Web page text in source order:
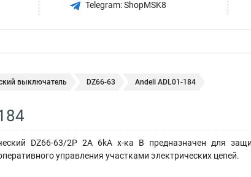
Telegram: ShopMSK8
выключатель DZ66-63 Andeli ADL01-184
DZ66-63/2P 2A 6kA х-ка B предназначен для
управления участками электрических цепей.